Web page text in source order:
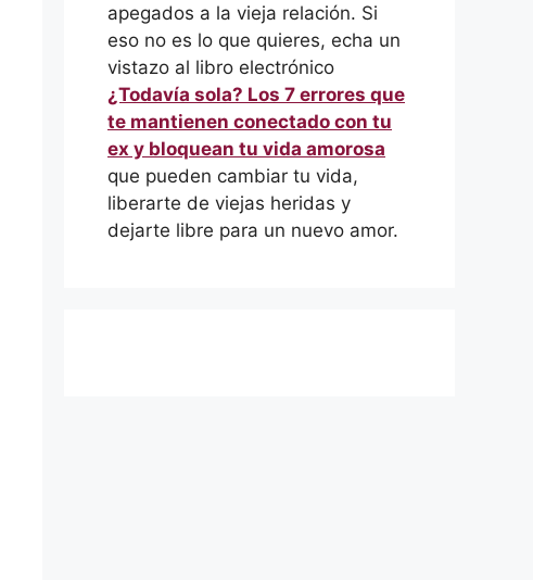
apegados a la vieja relación. Si
eso no es lo que quieres, echa un
vistazo al libro electrónico
¿Todavía sola? Los 7 errores que
te mantienen conectado con tu
ex y bloquean tu vida amorosa
que pueden cambiar tu vida,
liberarte de viejas heridas y
dejarte libre para un nuevo amor.